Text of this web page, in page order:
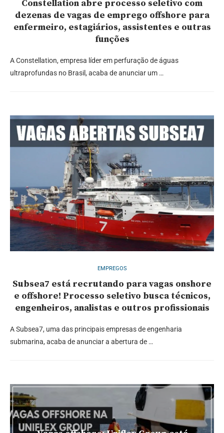
Constellation abre processo seletivo com
dezenas de vagas de emprego offshore para
enfermeiro, estagiários, assistentes e outras
funções
A Constellation, empresa líder em perfuração de águas
ultraprofundas no Brasil, acaba de anunciar um …
EMPREGOS
Subsea7 está recrutando para vagas onshore
e offshore! Processo seletivo busca técnicos,
engenheiros, analistas e outros profissionais
A Subsea7, uma das principais empresas de engenharia
submarina, acaba de anunciar a abertura de …